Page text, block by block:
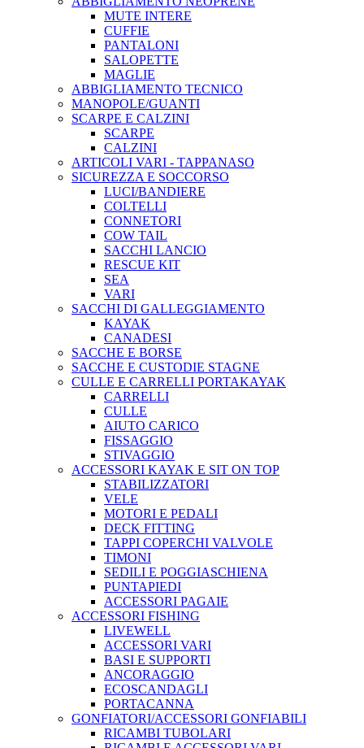
MUTE INTERE
CUFFIE
PANTALONI
SALOPETTE
MAGLIE
ABBIGLIAMENTO TECNICO
MANOPOLE/GUANTI
SCARPE E CALZINI
SCARPE
CALZINI
ARTICOLI VARI - TAPPANASO
SICUREZZA E SOCCORSO
LUCI/BANDIERE
COLTELLI
CONNETORI
COW TAIL
SACCHI LANCIO
RESCUE KIT
SEA
VARI
SACCHI DI GALLEGGIAMENTO
KAYAK
CANADESI
SACCHE E BORSE
SACCHE E CUSTODIE STAGNE
CULLE E CARRELLI PORTAKAYAK
CARRELLI
CULLE
AIUTO CARICO
FISSAGGIO
STIVAGGIO
ACCESSORI KAYAK E SIT ON TOP
STABILIZZATORI
VELE
MOTORI E PEDALI
DECK FITTING
TAPPI COPERCHI VALVOLE
TIMONI
SEDILI E POGGIASCHIENA
PUNTAPIEDI
ACCESSORI PAGAIE
ACCESSORI FISHING
LIVEWELL
ACCESSORI VARI
BASI E SUPPORTI
ANCORAGGIO
ECOSCANDAGLI
PORTACANNA
GONFIATORI/ACCESSORI GONFIABILI
RICAMBI TUBOLARI